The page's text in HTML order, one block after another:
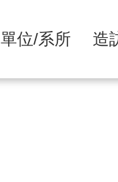
單位/系所 造